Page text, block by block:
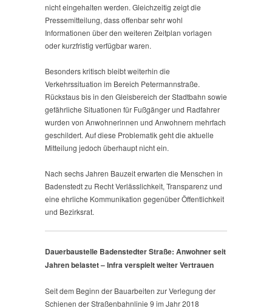
nicht eingehalten werden. Gleichzeitig zeigt die
Pressemitteilung, dass offenbar sehr wohl
Informationen über den weiteren Zeitplan vorlagen
oder kurzfristig verfügbar waren.
Besonders kritisch bleibt weiterhin die
Verkehrssituation im Bereich Petermannstraße.
Rückstaus bis in den Gleisbereich der Stadtbahn sowie
gefährliche Situationen für Fußgänger und Radfahrer
wurden von Anwohnerinnen und Anwohnern mehrfach
geschildert. Auf diese Problematik geht die aktuelle
Mitteilung jedoch überhaupt nicht ein.
Nach sechs Jahren Bauzeit erwarten die Menschen in
Badenstedt zu Recht Verlässlichkeit, Transparenz und
eine ehrliche Kommunikation gegenüber Öffentlichkeit
und Bezirksrat.
Dauerbaustelle Badenstedter Straße: Anwohner seit
Jahren belastet – Infra verspielt weiter Vertrauen
Seit dem Beginn der Bauarbeiten zur Verlegung der
Schienen der Straßenbahnlinie 9 im Jahr 2018